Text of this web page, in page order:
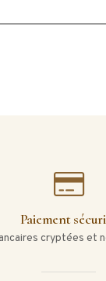
Paiement
cryptées et